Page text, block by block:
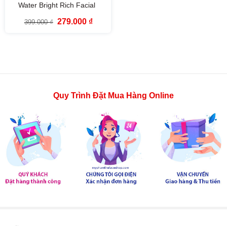
Water Bright Rich Facial
(150ml)
399.000₫ Giá
279.000 ₫Giá
Quy Trình Đặt Mua Hàng Online